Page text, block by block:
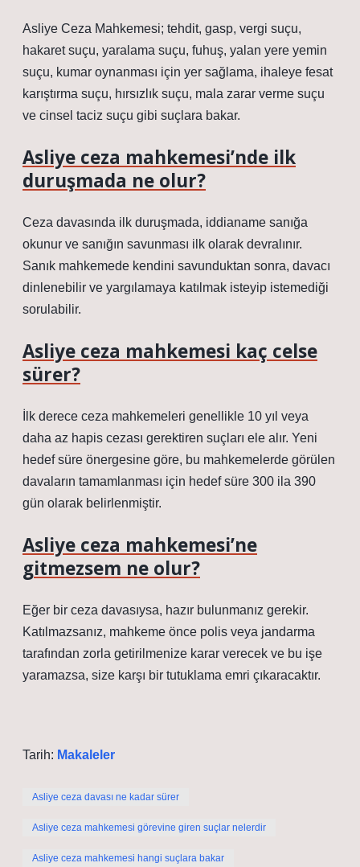
Asliye Ceza Mahkemesi; tehdit, gasp, vergi suçu,
hakaret suçu, yaralama suçu, fuhuş, yalan yere yemin
suçu, kumar oynanması için yer sağlama, ihaleye fesat
karıştırma suçu, hırsızlık suçu, mala zarar verme suçu
ve cinsel taciz suçu gibi suçlara bakar.
Asliye ceza mahkemesi’nde ilk
duruşmada ne olur?
Ceza davasında ilk duruşmada, iddianame sanığa
okunur ve sanığın savunması ilk olarak devralınır.
Sanık mahkemede kendini savunduktan sonra, davacı
dinlenebilir ve yargılamaya katılmak isteyip istemediği
sorulabilir.
Asliye ceza mahkemesi kaç celse
sürer?
İlk derece ceza mahkemeleri genellikle 10 yıl veya
daha az hapis cezası gerektiren suçları ele alır. Yeni
hedef süre önergesine göre, bu mahkemelerde görülen
davaların tamamlanması için hedef süre 300 ila 390
gün olarak belirlenmiştir.
Asliye ceza mahkemesi’ne
gitmezsem ne olur?
Eğer bir ceza davasıysa, hazır bulunmanız gerekir.
Katılmazsanız, mahkeme önce polis veya jandarma
tarafından zorla getirilmenize karar verecek ve bu işe
yaramazsa, size karşı bir tutuklama emri çıkaracaktır.
Tarih: Makaleler
Asliye ceza davası ne kadar sürer
Asliye ceza mahkemesi görevine giren suçlar nelerdir
Asliye ceza mahkemesi hangi suçlara bakar